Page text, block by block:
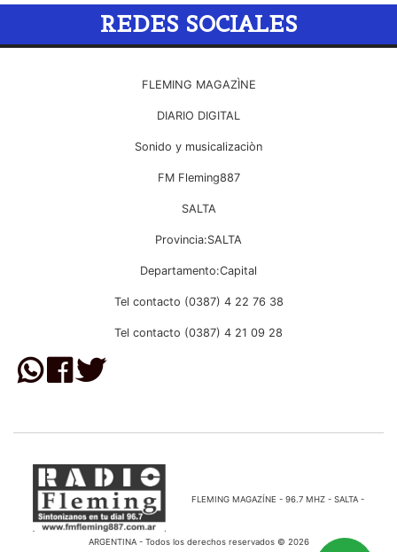
REDES SOCIALES
FLEMING MAGAZÌNE
DIARIO DIGITAL
Sonido y musicalizaciòn
FM Fleming887
SALTA
Provincia:SALTA
Departamento:Capital
Tel contacto (0387) 4 22 76 38
Tel contacto (0387) 4 21 09 28
FLEMING MAGAZÍNE - 96.7 MHZ - SALTA -
ARGENTINA - Todos los derechos reservados © 2026